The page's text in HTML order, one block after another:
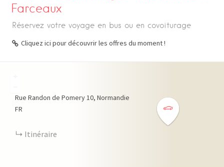
Farceaux
Réservez votre voyage en bus ou en covoiturage
Cliquez ici pour découvrir les offres du moment !
Rue Randon de Pomery10 Normandie
FR
Itinéraire